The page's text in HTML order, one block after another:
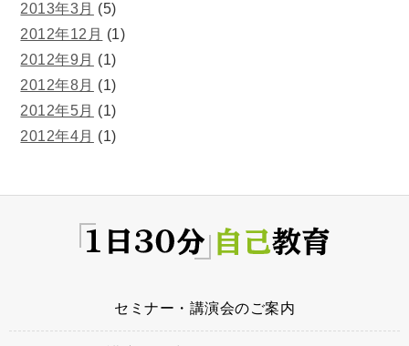
2013年3月 (5)
2012年12月 (1)
2012年9月 (1)
2012年8月 (1)
2012年5月 (1)
2012年4月 (1)
セミナー・講演会のご案内